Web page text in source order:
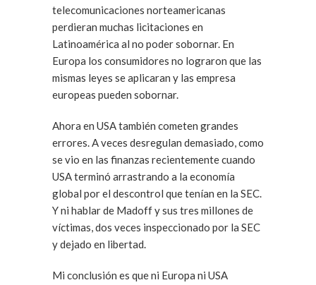
telecomunicaciones norteamericanas
perdieran muchas licitaciones en
Latinoamérica al no poder sobornar. En
Europa los consumidores no lograron que las
mismas leyes se aplicaran y las empresa
europeas pueden sobornar.
Ahora en USA también cometen grandes
errores. A veces desregulan demasiado, como
se vio en las finanzas recientemente cuando
USA terminó arrastrando a la economía
global por el descontrol que tenían en la SEC.
Y ni hablar de Madoff y sus tres millones de
víctimas, dos veces inspeccionado por la SEC
y dejado en libertad.
Mi conclusión es que ni Europa ni USA